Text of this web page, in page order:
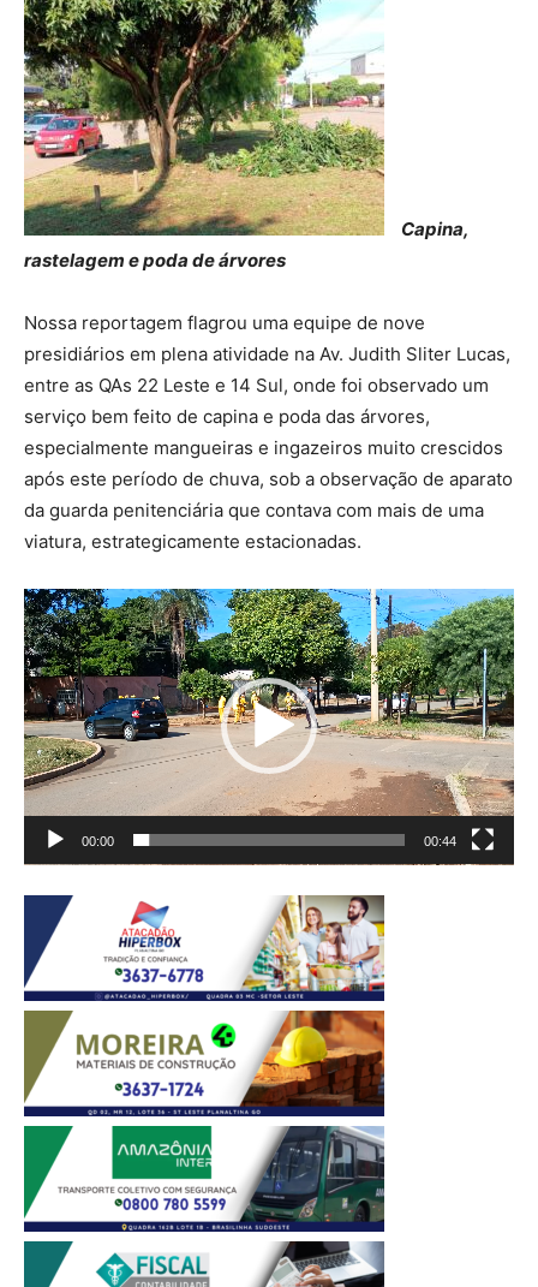
Capina,
rastelagem e poda de árvores
Nossa reportagem flagrou uma equipe de nove
presidiários em plena atividade na Av. Judith Sliter Lucas,
entre as QAs 22 Leste e 14 Sul, onde foi observado um
serviço bem feito de capina e poda das árvores,
especialmente mangueiras e ingazeiros muito crescidos
após este período de chuva, sob a observação de aparato
da guarda penitenciária que contava com mais de uma
viatura, estrategicamente estacionadas.
Tocador
de
vídeo
00:00 00:44